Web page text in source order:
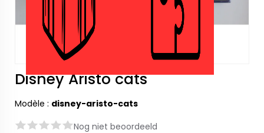
Disney Aristo cats
Modèle : disney-aristo-cats
Nog niet beoordeeld